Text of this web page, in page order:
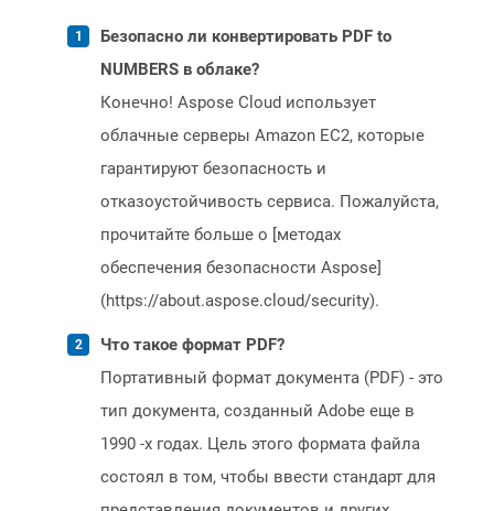
Безопасно ли конвертировать PDF to
NUMBERS в облаке?
Конечно! Aspose Cloud использует
облачные серверы Amazon EC2, которые
гарантируют безопасность и
отказоустойчивость сервиса. Пожалуйста,
прочитайте больше о [методах
обеспечения безопасности Aspose]
(https://about.aspose.cloud/security).
Что такое формат PDF?
Портативный формат документа (PDF) - это
тип документа, созданный Adobe еще в
1990 -х годах. Цель этого формата файла
состоял в том, чтобы ввести стандарт для